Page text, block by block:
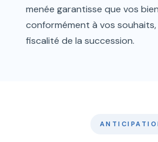
menée garantisse que vos
conformément à vos
fiscalité de la succession.